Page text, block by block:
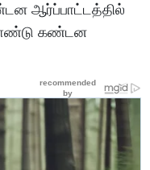
ஆர்ப்பாட்டத்தில்
கண்டன